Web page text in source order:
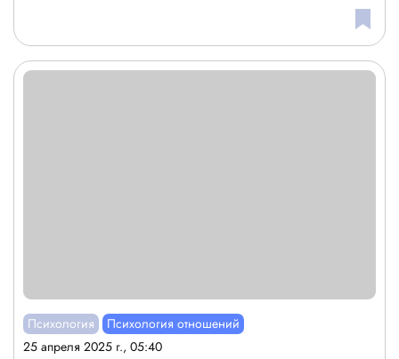
Психология
Психология отношений
25 апреля 2025 г., 05:40